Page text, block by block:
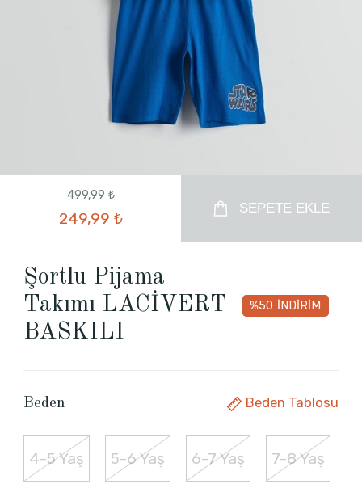
499,99 ₺
249,99 ₺
SEPETE EKLE
Şortlu Pijama
Takımı LACİVERT
BASKILI
%50 İNDİRİM
Beden Beden Tablosu
4-5 Yaş 5-6 Yaş 6-7 Yaş 7-8 Yaş